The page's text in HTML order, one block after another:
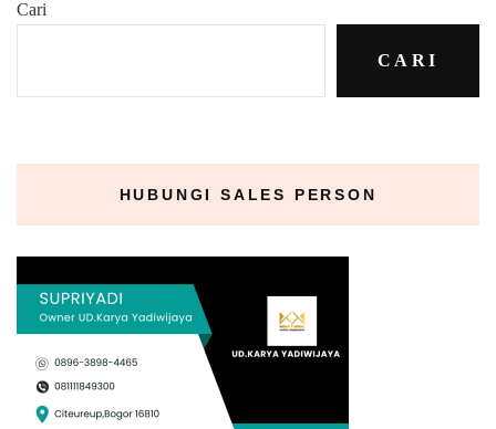
Cari
CARI
HUBUNGI SALES PERSON